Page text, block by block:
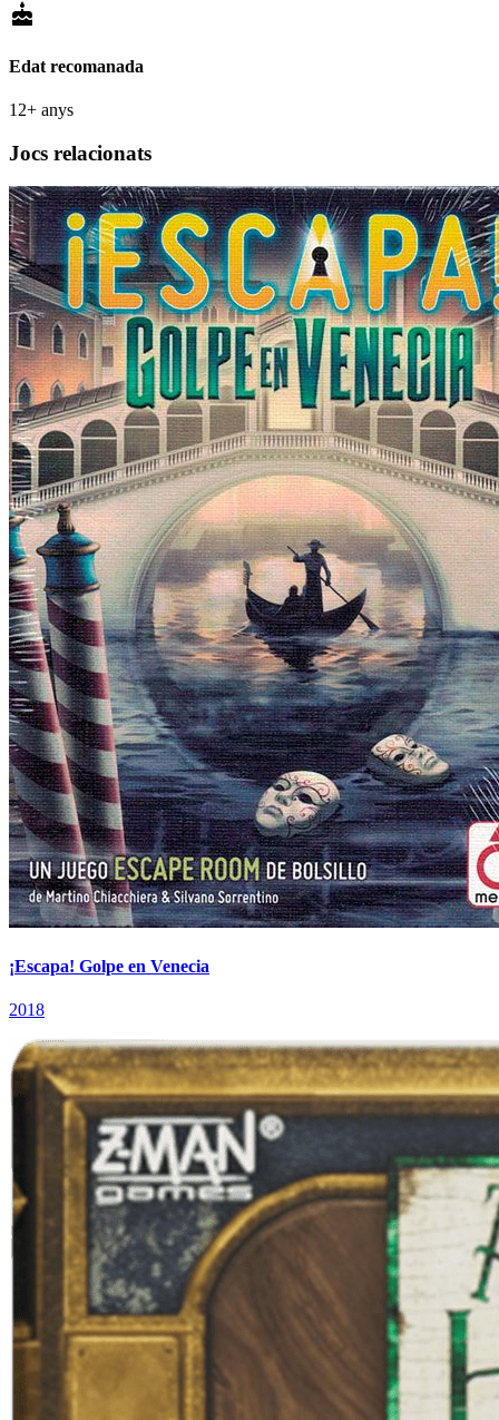
cake
Edat recomanada
12+ anys
Jocs relacionats
¡Escapa! Golpe en Venecia
2018